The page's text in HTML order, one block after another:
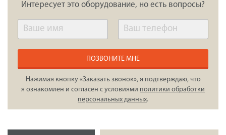
Интересует это оборудование, но есть вопросы?
ПОЗВОНИТЕ МНЕ
Нажимая кнопку «Заказать звонок», я подтверждаю, что
я ознакомлен и согласен с условиями политики обработки
персональных данных.